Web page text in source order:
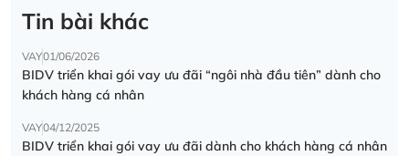
Tin bài khác
VAY01/06/2026
BIDV triển khai gói vay ưu đãi “ngôi nhà đầu tiên” dành cho
khách hàng cá nhân
VAY04/12/2025
BIDV triển khai gói vay ưu đãi dành cho khách hàng cá nhân